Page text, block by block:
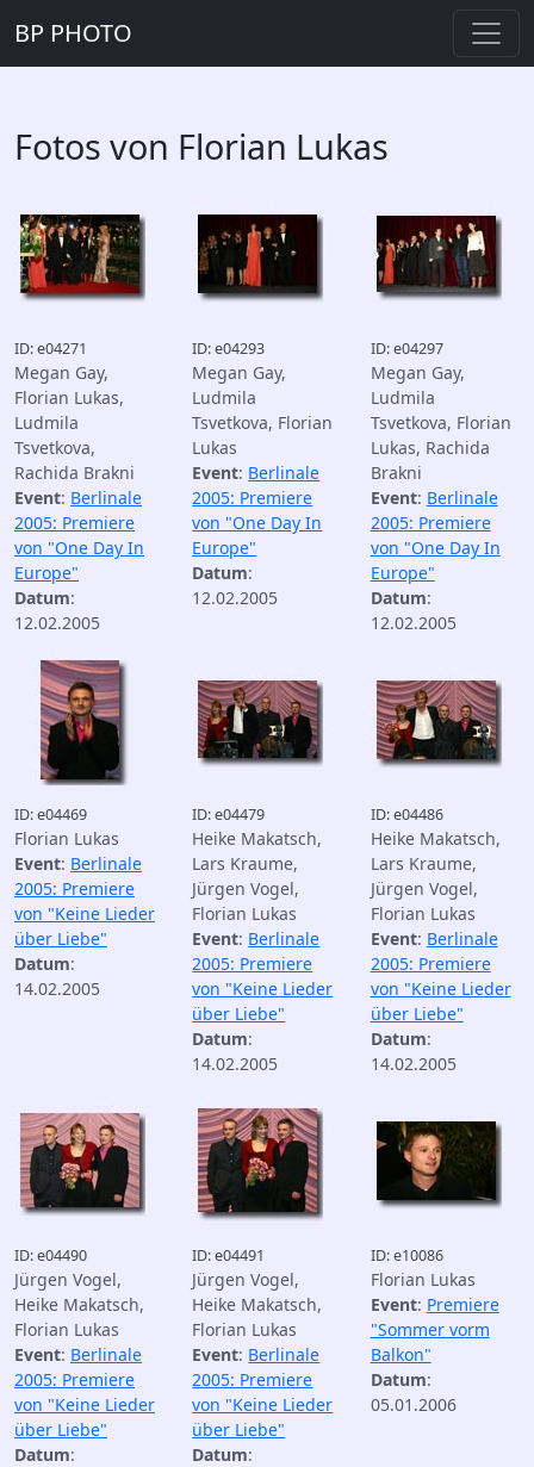
BP PHOTO
Fotos von Florian Lukas
ID: e04271
Megan Gay,
Florian Lukas,
Ludmila
Tsvetkova,
Rachida Brakni
Event: Berlinale
2005: Premiere
von "One Day In
Europe"
Datum:
12.02.2005
ID: e04293
Megan Gay,
Ludmila
Tsvetkova, Florian
Lukas
Event: Berlinale
2005: Premiere
von "One Day In
Europe"
Datum:
12.02.2005
ID: e04297
Megan Gay,
Ludmila
Tsvetkova, Florian
Lukas, Rachida
Brakni
Event: Berlinale
2005: Premiere
von "One Day In
Europe"
Datum:
12.02.2005
ID: e04469
Florian Lukas
Event: Berlinale
2005: Premiere
von "Keine Lieder
über Liebe"
Datum:
14.02.2005
ID: e04479
Heike Makatsch,
Lars Kraume,
Jürgen Vogel,
Florian Lukas
Event: Berlinale
2005: Premiere
von "Keine Lieder
über Liebe"
Datum:
14.02.2005
ID: e04486
Heike Makatsch,
Lars Kraume,
Jürgen Vogel,
Florian Lukas
Event: Berlinale
2005: Premiere
von "Keine Lieder
über Liebe"
Datum:
14.02.2005
ID: e04490
Jürgen Vogel,
Heike Makatsch,
Florian Lukas
Event: Berlinale
2005: Premiere
von "Keine Lieder
über Liebe"
Datum:
ID: e04491
Jürgen Vogel,
Heike Makatsch,
Florian Lukas
Event: Berlinale
2005: Premiere
von "Keine Lieder
über Liebe"
Datum:
ID: e10086
Florian Lukas
Event: Premiere
"Sommer vorm
Balkon"
Datum:
05.01.2006